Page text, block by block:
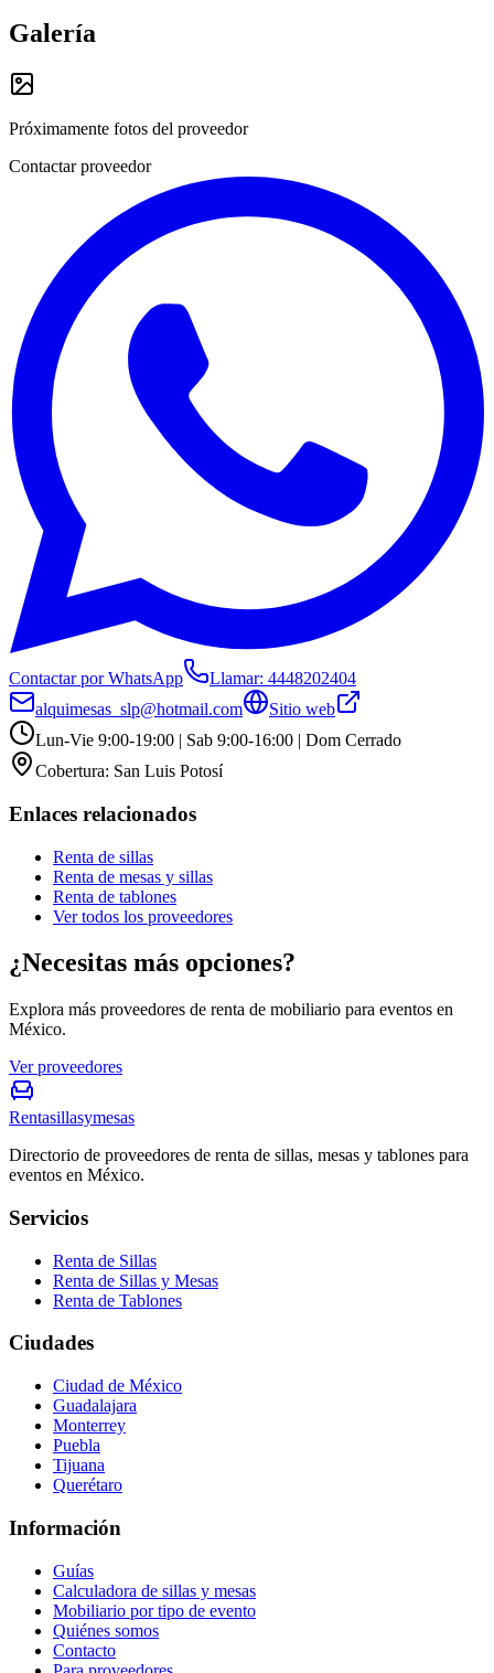
Galería
Próximamente fotos del proveedor
Contactar proveedor
Contactar por WhatsApp Llamar: 4448202404
alquimesas_slp@hotmail.com
Sitio web
Lun-Vie 9:00-19:00 | Sab 9:00-16:00 | Dom Cerrado
Cobertura: San Luis Potosí
Enlaces relacionados
Renta de sillas
Renta de mesas y sillas
Renta de tablones
Ver todos los proveedores
¿Necesitas más opciones?
Explora más proveedores de renta de mobiliario para eventos en
México.
Ver proveedores
Rentasillasymesas
Directorio de proveedores de renta de sillas, mesas y tablones para
eventos en México.
Servicios
Renta de Sillas
Renta de Sillas y Mesas
Renta de Tablones
Ciudades
Ciudad de México
Guadalajara
Monterrey
Puebla
Tijuana
Querétaro
Información
Guías
Calculadora de sillas y mesas
Mobiliario por tipo de evento
Quiénes somos
Contacto